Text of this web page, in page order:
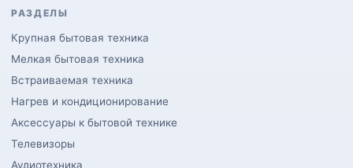
РАЗДЕЛЫ
Крупная бытовая техника
Мелкая бытовая техника
Встраиваемая техника
Нагрев и кондиционирование
Аксессуары к бытовой технике
Телевизоры
Аудиотехника